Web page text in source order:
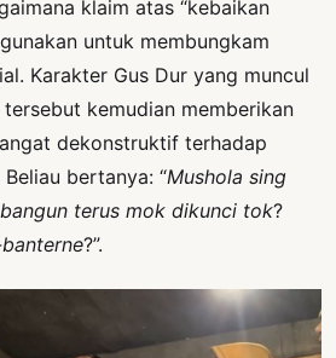
klaim atas “kebaikan
untuk membungkam
Karakter Gus Dur yang muncul
kemudian memberikan
dekonstruktif terhadap
bertanya: “Mushola sing
terus mok dikunci tok?
?”.